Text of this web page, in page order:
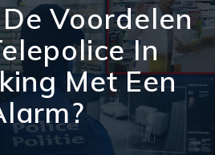
Voordelen
In
Met Een